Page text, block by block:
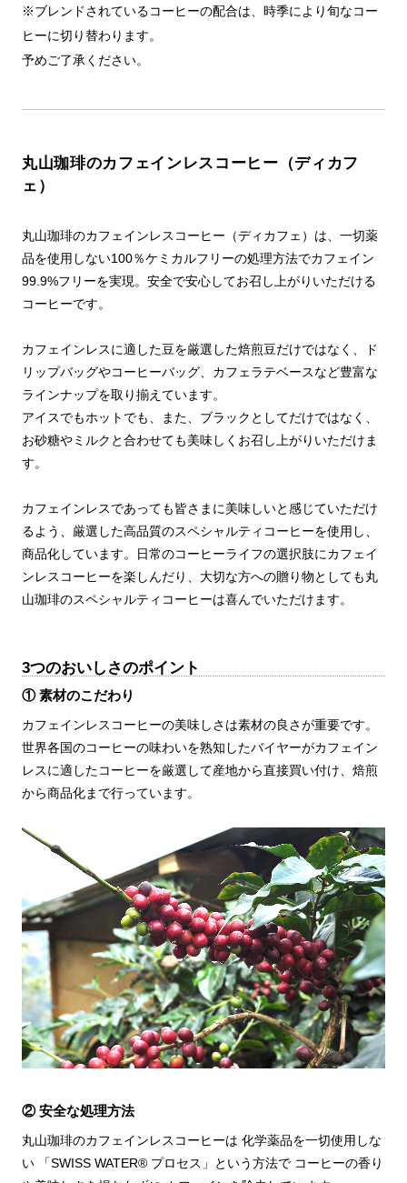
※ブレンドされているコーヒーの配合は、時季により旬なコー
ヒーに切り替わります。
予めご了承ください。
丸山珈琲のカフェインレスコーヒー（ディカフ
ェ）
丸山珈琲のカフェインレスコーヒー（ディカフェ）は、一切薬
品を使用しない100％ケミカルフリーの処理方法でカフェイン
99.9%フリーを実現。安全で安心してお召し上がりいただける
コーヒーです。
カフェインレスに適した豆を厳選した焙煎豆だけではなく、ド
リップバッグやコーヒーバッグ、カフェラテベースなど豊富な
ラインナップを取り揃えています。
アイスでもホットでも、また、ブラックとしてだけではなく、
お砂糖やミルクと合わせても美味しくお召し上がりいただけま
す。
カフェインレスであっても皆さまに美味しいと感じていただけ
るよう、厳選した高品質のスペシャルティコーヒーを使用し、
商品化しています。日常のコーヒーライフの選択肢にカフェイ
ンレスコーヒーを楽しんだり、大切な方への贈り物としても丸
山珈琲のスペシャルティコーヒーは喜んでいただけます。
3つのおいしさのポイント
① 素材のこだわり
カフェインレスコーヒーの美味しさは素材の良さが重要です。
世界各国のコーヒーの味わいを熟知したバイヤーがカフェイン
レスに適したコーヒーを厳選して産地から直接買い付け、焙煎
から商品化まで行っています。
② 安全な処理方法
丸山珈琲のカフェインレスコーヒーは 化学薬品を一切使用しな
い 「SWISS WATER® プロセス」という方法で コーヒーの香り